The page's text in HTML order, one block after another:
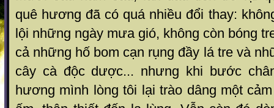
quê hương đã có quá nhiều đổi thay:
lội những ngày mưa gió, không còn bóng
cả những hố bom cạn rụng đầy lá tre và
cây cà độc dược... nhưng khi bước
hương mình lòng tôi lại trào dâng một